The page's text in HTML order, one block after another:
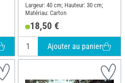
Largeur: 40 cm; Hauteur: 30 cm;
Matériau: Carton
18,50 €
Ajouter au panier